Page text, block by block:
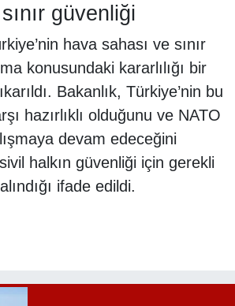
güvenliği
hava sahası ve sınır
konusundaki kararlılığı bir
Bakanlık, Türkiye’nin bu
hazırlıklı olduğunu ve NATO
devam edeceğini
halkın güvenliği için gerekli
ifade edildi.